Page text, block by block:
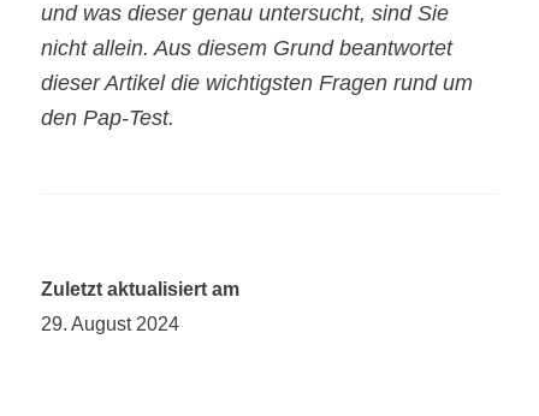
und was dieser genau untersucht, sind Sie
nicht allein. Aus diesem Grund beantwortet
dieser Artikel die wichtigsten Fragen rund um
den Pap-Test.
Zuletzt aktualisiert am
29. August 2024